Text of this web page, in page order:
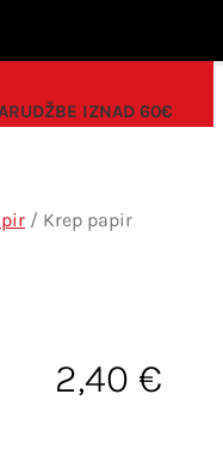
IZNAD 60€
/ Krep papir
2,40 €